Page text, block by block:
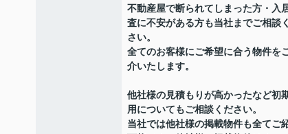
不動産屋で断られてしまった方・入
査に不安がある方も当社までご相談
さい。
全てのお客様にご希望に合う物件を
介いたします。
他社様の見積もりが高かったなど初
用についてもご相談ください。
当社では他社様の掲載物件も全てご